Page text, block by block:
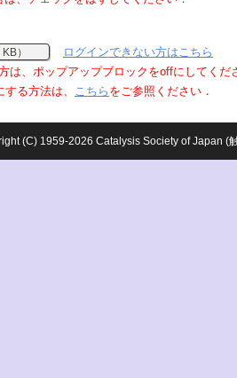
）
ログインできない方はこちら
は、ポップアップブロックをoffにしてくだ
る方法は、 こちら をご参照ください．
(C) 1959-2026 Catalysis Society of Japan (